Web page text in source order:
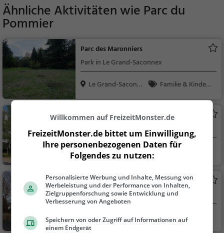
Ähnliche Aktivitäten wie Parc du
Pommier
Parc des Maronniers
Park in Le Grand-Saconnex
Le Grand-Saconne
Familie & Kinder,
Parc Sarasin
Park in Le Grand-Saconnex
Le Grand-Saconne
x, S...
Familie & Kinder,
Natur
Parc de la place de Carantec
Park in Le Grand-Saconnex
Le Grand-Saconne
x, S...
Familie & Kinder,
Willkommen auf FreizeitMonster.de
FreizeitMonster.de bittet um Einwilligung,
Ihre personenbezogenen Daten für
Folgendes zu nutzen:
Personalisierte Werbung und Inhalte, Messung von
Werbeleistung und der Performance von Inhalten,
Zielgruppenforschung sowie Entwicklung und
Verbesserung von Angeboten
Speichern von oder Zugriff auf Informationen auf
einem Endgerät